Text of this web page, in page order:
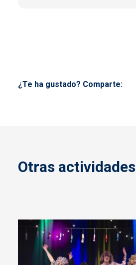
¿Te ha gustado? Comparte:
Otras actividades